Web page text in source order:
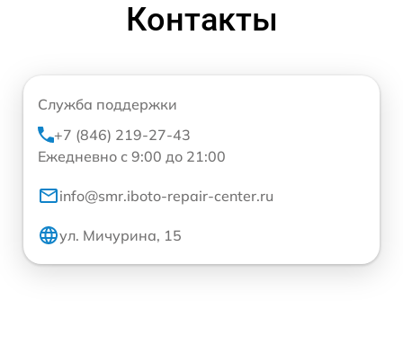
Контакты
Служба поддержки
+7 (846) 219-27-43
Ежедневно с 9:00 до 21:00
info@smr.iboto-repair-center.ru
ул. Мичурина, 15